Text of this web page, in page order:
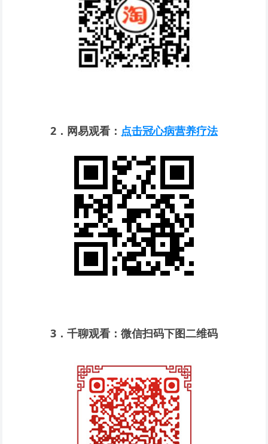
2 ．网易观看： 点击冠心病营养疗法
3 ．千聊观看：微信扫码下图二维码